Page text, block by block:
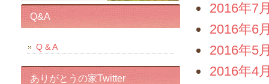
2016年7
2016年6
2016年5
2016年4
Q&A
Q & A
ありがとうの家Twitter